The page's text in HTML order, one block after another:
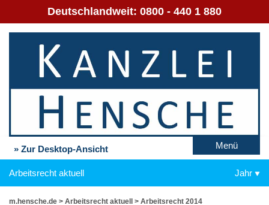
Deutschlandweit: 0800 - 440 1 880
» Zur Desktop-Ansicht Menü
Arbeitsrecht aktuell Jahr
m.hensche.de > Arbeitsrecht aktuell > Arbeitsrecht 2014